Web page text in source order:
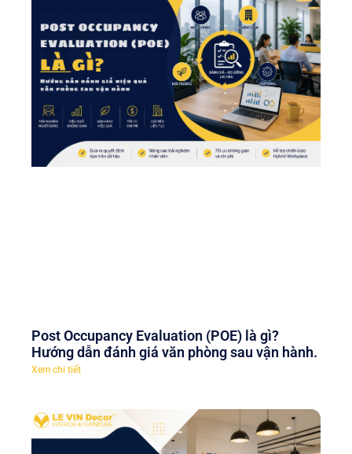
Post Occupancy Evaluation (POE) là gì?
Hướng dẫn đánh giá văn phòng sau vận hành.
Xem chi tiết